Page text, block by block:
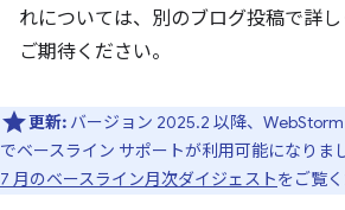
れについては、別のブログ投稿で詳し
ご期待ください。
更新: バージョン 2025.2 以降、
でベースライン サポートが利用可能になりま
7 月のベースライン月次ダイジェストをご覧く